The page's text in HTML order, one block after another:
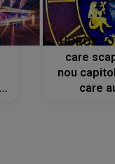
care
nou
care